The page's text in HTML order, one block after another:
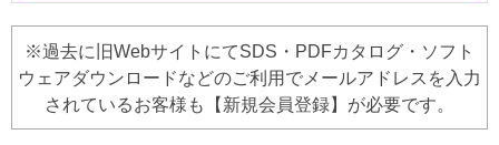
※過去に旧WebサイトにてSDS・PDFカタログ・ソフト
ウェアダウンロードなどのご利用でメールアドレスを入力
されているお客様も【新規会員登録】が必要です。